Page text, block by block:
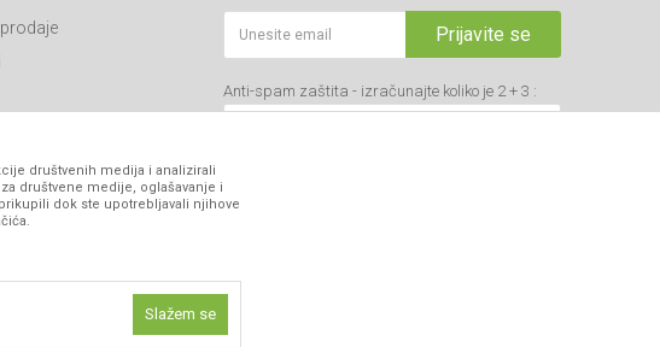
Prijavite se
Anti-spam zaštita - izračunajte koliko je 2 + 3 :
VIBER I SMS NEWSLETTER
društvenih medija i analizirali
društvene medije, oglašavanje i
dok ste upotrebljavali njihove
Slažem se